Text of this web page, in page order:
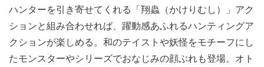
ハンターを引き寄せてくれる「翔蟲（かけりむし）」アク
ションと組み合わせれば、躍動感あふれるハンティングア
クションが楽しめる。和のテイストや妖怪をモチーフにし
たモンスターやシリーズでおなじみの顔ぶれも登場。オト